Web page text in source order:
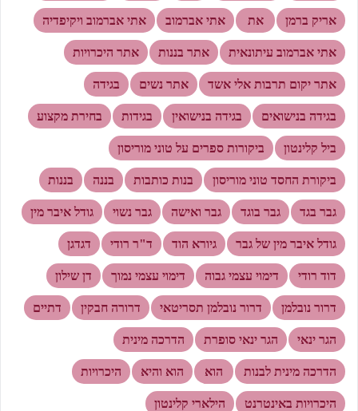
אריק ברמן את אתי אברמוב אתי אברמוב ויקיפדיה
אתי אברמוב עיתונאית אתר בננות אתר היכרויות
אתר יקום תרבות אלי אשד אתר נשים בגידה
בגידה בנישואים בגידה בנישואין בגידות בחירת מקצוע
ביל קלינטון ביקורות ספרים על טוני מוריסון
ביקורת החסד טוני מוריסון בנות כותבות בננה בננות
גבר בגד גבר בוגד גבר ואישה גבר נשוי גודל איבר מין
גודל איבר מין של גבר גיורא הוד ד"ר רודי דגדגן
דוד רודי דימוי עצמי גבוה דימוי עצמי נמוך דן שילון
דרור נובלמן דרור נובלמן תסריטאי דרורה חבקין דתיים
הגר ינאי הגר ינאי סופרת הדרכה מינית
הדרכה מינית לבנות הוא הוא והיא היכרויות
היכרויות באינטרנט הילארי קלינטון